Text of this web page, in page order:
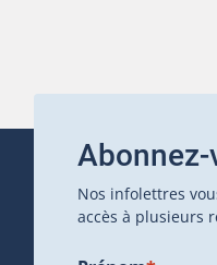
Abonnez-
Nos infolettres
accès à plusieurs